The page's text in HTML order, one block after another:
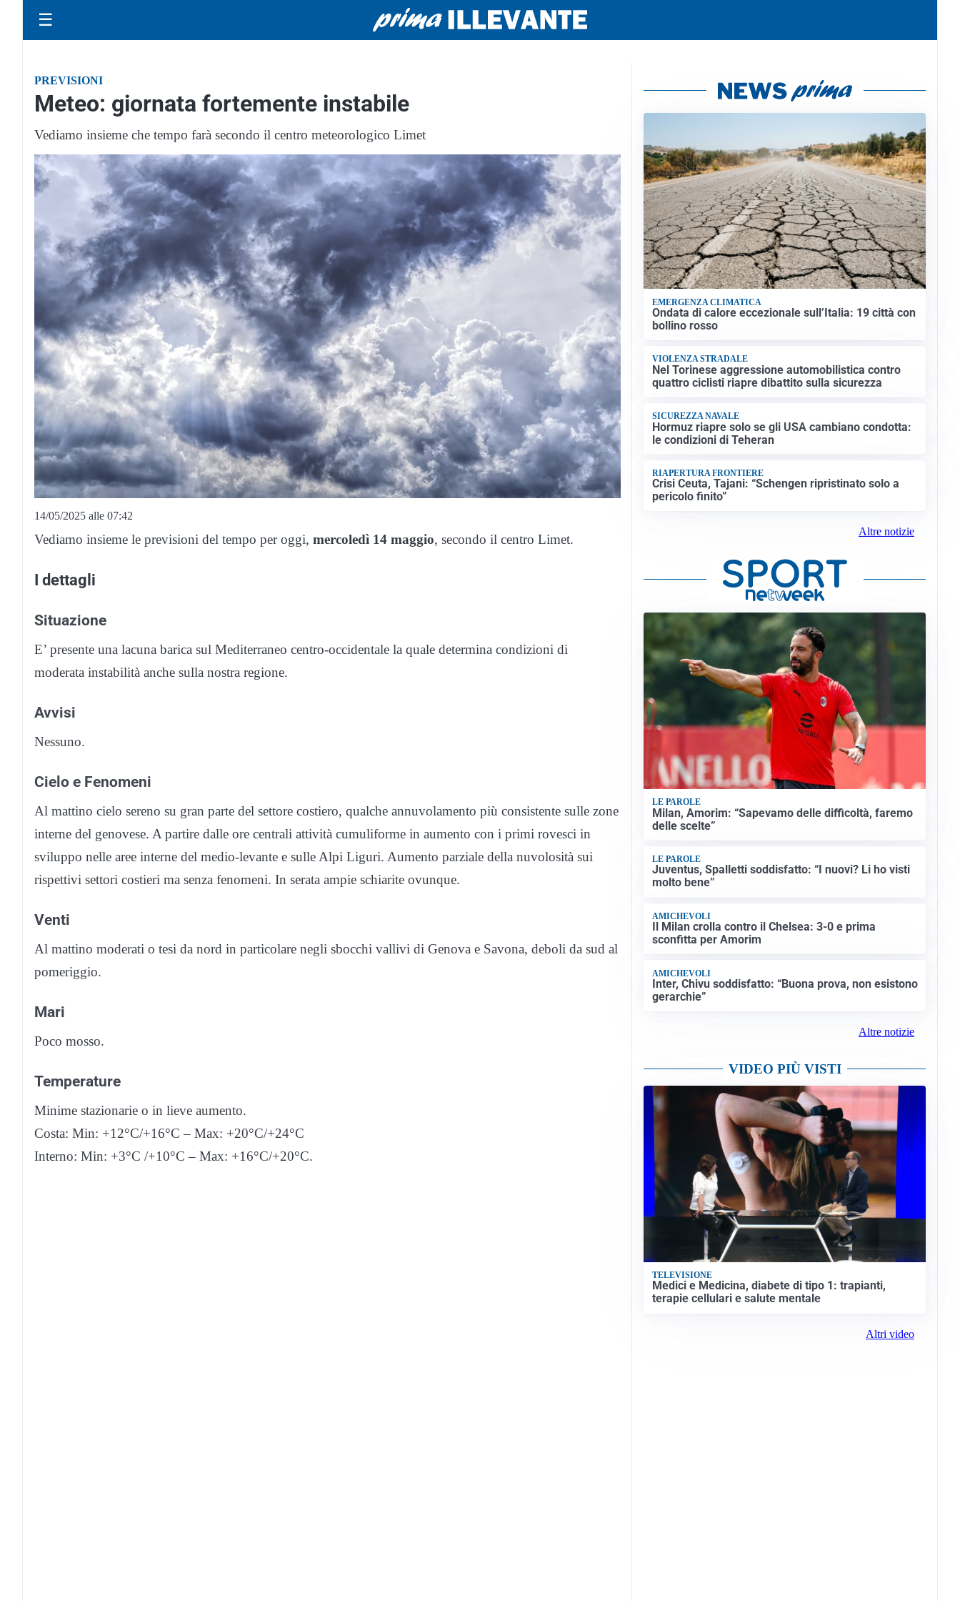
☰
PREVISIONI
Meteo: giornata fortemente instabile
Vediamo insieme che tempo farà secondo il centro meteorologico Limet
14/05/2025 alle 07:42
Vediamo insieme le previsioni del tempo per oggi, mercoledì 14 maggio, secondo il centro Limet.
I dettagli
Situazione
E’ presente una lacuna barica sul Mediterraneo centro-occidentale la quale determina condizioni di
moderata instabilità anche sulla nostra regione.
Avvisi
Nessuno.
Cielo e Fenomeni
Al mattino cielo sereno su gran parte del settore costiero, qualche annuvolamento più consistente sulle zone
interne del genovese. A partire dalle ore centrali attività cumuliforme in aumento con i primi rovesci in
sviluppo nelle aree interne del medio-levante e sulle Alpi Liguri. Aumento parziale della nuvolosità sui
rispettivi settori costieri ma senza fenomeni. In serata ampie schiarite ovunque.
Venti
Al mattino moderati o tesi da nord in particolare negli sbocchi vallivi di Genova e Savona, deboli da sud al
pomeriggio.
Mari
Poco mosso.
Temperature
Minime stazionarie o in lieve aumento.
Costa: Min: +12°C/+16°C – Max: +20°C/+24°C
Interno: Min: +3°C /+10°C – Max: +16°C/+20°C.
EMERGENZA CLIMATICA
Ondata di calore eccezionale sull’Italia: 19 città con
bollino rosso
VIOLENZA STRADALE
Nel Torinese aggressione automobilistica contro
quattro ciclisti riapre dibattito sulla sicurezza
SICUREZZA NAVALE
Hormuz riapre solo se gli USA cambiano condotta:
le condizioni di Teheran
RIAPERTURA FRONTIERE
Crisi Ceuta, Tajani: “Schengen ripristinato solo a
pericolo finito”
Altre notizie
LE PAROLE
Milan, Amorim: “Sapevamo delle difficoltà, faremo
delle scelte”
LE PAROLE
Juventus, Spalletti soddisfatto: “I nuovi? Li ho visti
molto bene”
AMICHEVOLI
Il Milan crolla contro il Chelsea: 3-0 e prima
sconfitta per Amorim
AMICHEVOLI
Inter, Chivu soddisfatto: “Buona prova, non esistono
gerarchie”
Altre notizie
VIDEO PIÙ VISTI
TELEVISIONE
Medici e Medicina, diabete di tipo 1: trapianti,
terapie cellulari e salute mentale
Altri video